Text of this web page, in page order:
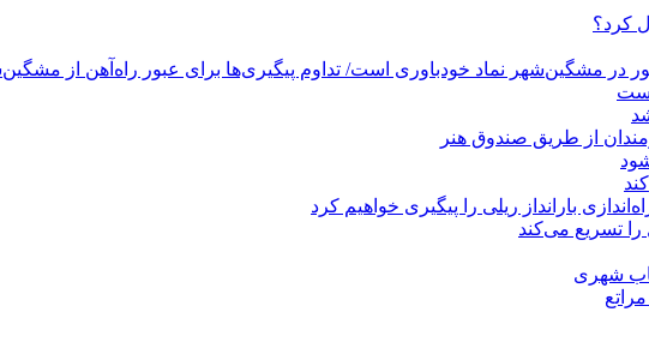
کرد؟
در مشگین‌شهر نماد خودباوری است/ تداوم پیگیری‌ها برای عبور راه‌آهن از
بارانداز ریلی را پیگیری خواهیم کرد
تسریع می‌کند
شهری